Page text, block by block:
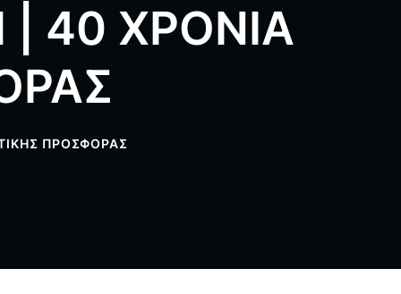
40 ΧΡΟΝΙΑ
ΠΡΟΣΦΟΡΑΣ